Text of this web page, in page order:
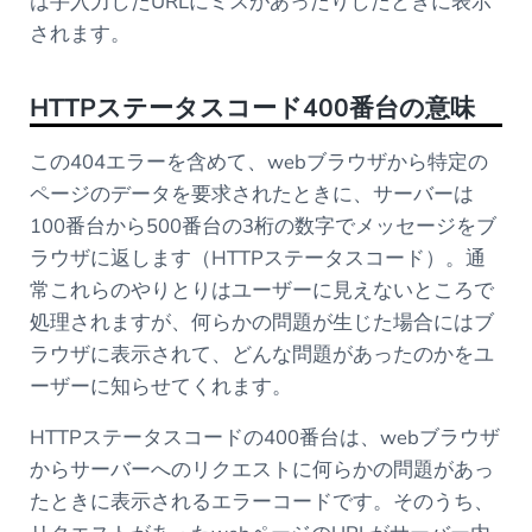
されます。
HTTPステータスコード400番台の意味
この404エラーを含めて、webブラウザから特定の
ページのデータを要求されたときに、サーバーは
100番台から500番台の3桁の数字でメッセージをブ
ラウザに返します（HTTPステータスコード）。通
常これらのやりとりはユーザーに見えないところで
処理されますが、何らかの問題が生じた場合にはブ
ラウザに表示されて、どんな問題があったのかをユ
ーザーに知らせてくれます。
HTTPステータスコードの400番台は、webブラウザ
からサーバーへのリクエストに何らかの問題があっ
たときに表示されるエラーコードです。そのうち、